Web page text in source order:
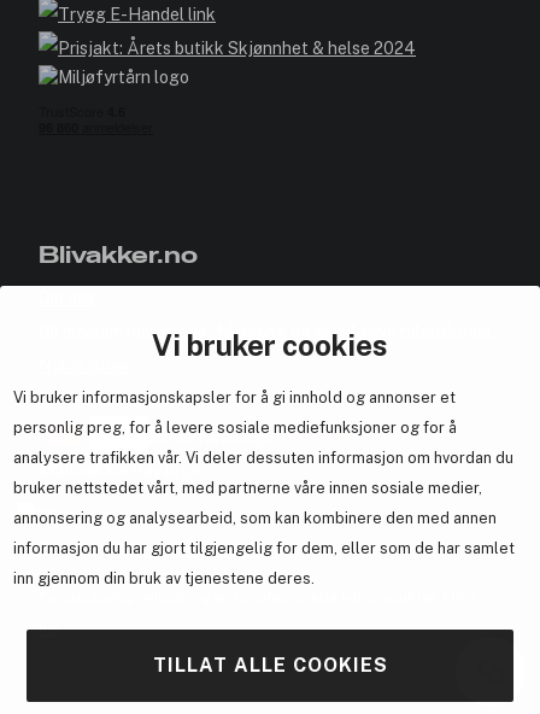
Vi bruker cookies
Vi bruker informasjonskapsler for å gi innhold og annonser et
personlig preg, for å levere sosiale mediefunksjoner og for å
analysere trafikken vår. Vi deler dessuten informasjon om hvordan du
bruker nettstedet vårt, med partnerne våre innen sosiale medier,
annonsering og analysearbeid, som kan kombinere den med annen
informasjon du har gjort tilgjengelig for dem, eller som de har samlet
inn gjennom din bruk av tjenestene deres.
TILLAT ALLE COOKIES
Blivakker.no
Bli medlem helt gratis - få poeng og eksklusive rabattkoder.
Samarbeid med oss
En del avBrandsdal Group AS
her.